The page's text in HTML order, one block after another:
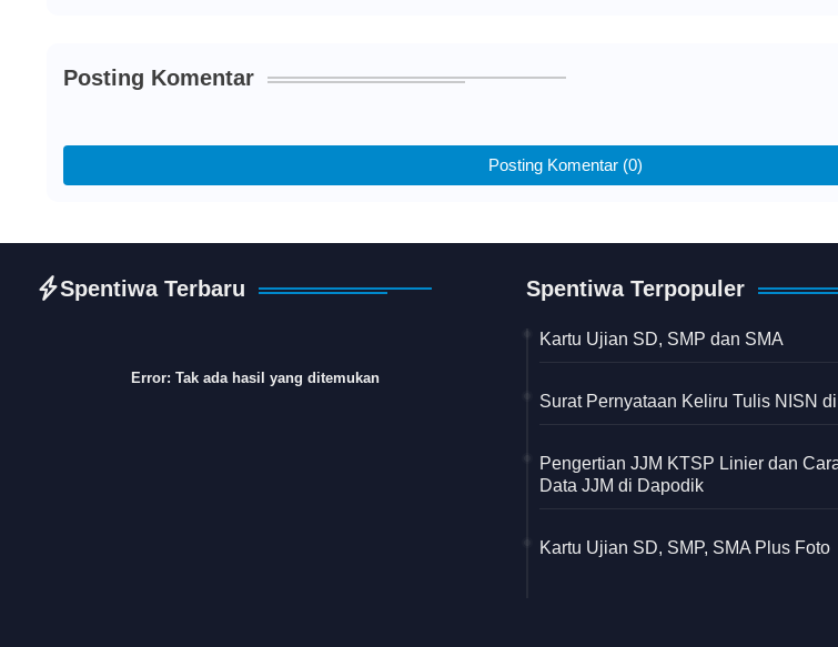
Posting Komentar
Posting Komentar (0)
Spentiwa Terbaru
Error: Tak ada hasil yang ditemukan
Spentiwa Terpopuler
Kartu Ujian SD, SMP dan SMA
Surat Pernyataan Keliru Tulis NISN
Pengertian JJM KTSP Linier dan
Data JJM di Dapodik
Kartu Ujian SD, SMP, SMA Plus Foto